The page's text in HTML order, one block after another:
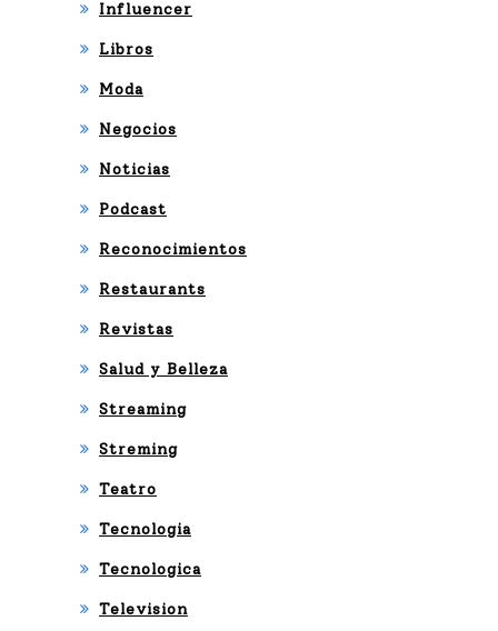
Influencer
Libros
Moda
Negocios
Noticias
Podcast
Reconocimientos
Restaurants
Revistas
Salud y Belleza
Streaming
Streming
Teatro
Tecnologia
Tecnologica
Television